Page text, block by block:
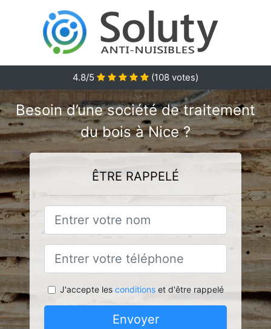
4.8/5 (108 votes)
Besoin d’une société de traitement
du bois à Nice ?
ÊTRE RAPPELÉ
J'accepte les conditionset d'être rappelé
Envoyer